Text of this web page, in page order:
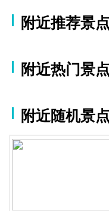
附近推荐景点
附近热门景点
附近随机景点